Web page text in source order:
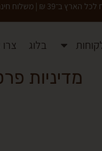
₪ | משלוח חינם בקנייה מעל 349 ₪
בלוג
מדיניות